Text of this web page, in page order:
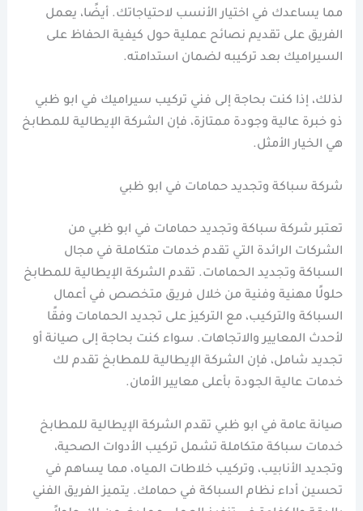
مما يساعدك في اختيار الأنسب لاحتياجاتك. أيضًا، يعمل
الفريق على تقديم نصائح عملية حول كيفية الحفاظ على
السيراميك بعد تركيبه لضمان استدامته.
لذلك، إذا كنت بحاجة إلى فني تركيب سيراميك في ابو ظبي
ذو خبرة عالية وجودة ممتازة، فإن الشركة الإيطالية للمطابخ
هي الخيار الأمثل.
شركة سباكة وتجديد حمامات في ابو ظبي
تعتبر شركة سباكة وتجديد حمامات في ابو ظبي من
الشركات الرائدة التي تقدم خدمات متكاملة في مجال
السباكة وتجديد الحمامات. تقدم الشركة الإيطالية للمطابخ
حلولًا مهنية وفنية من خلال فريق متخصص في أعمال
السباكة والتركيب، مع التركيز على تجديد الحمامات وفقًا
لأحدث المعايير والاتجاهات. سواء كنت بحاجة إلى صيانة أو
تجديد شامل، فإن الشركة الإيطالية للمطابخ تقدم لك
خدمات عالية الجودة بأعلى معايير الأمان.
صيانة عامة في ابو ظبي تقدم الشركة الإيطالية للمطابخ
خدمات سباكة متكاملة تشمل تركيب الأدوات الصحية،
وتجديد الأنابيب، وتركيب خلاطات المياه، مما يساهم في
تحسين أداء نظام السباكة في حمامك. يتميز الفريق الفني